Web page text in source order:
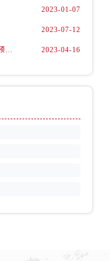
福建省宁德市蕉城区天湖东路售后服务中心（需提前预约）
2023-01-07
2023-07-12
天梭手表预防生锈的方法有什么？（预防方法） 2023-04-16